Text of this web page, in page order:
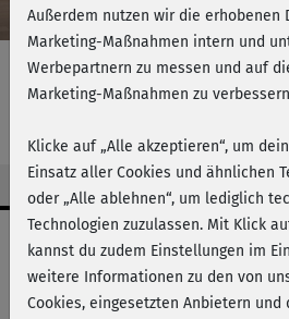
Plus Size 2 - Cardio 4
Workout-Facts
leicht
27 Min
Außerdem nutzen wir die erhobenen
Marketing-Maßnahmen intern und
Werbepartnern zu messen und auf
Marketing-Maßnahmen zu
Klicke auf „Alle akzeptieren“, um
Einsatz aller Cookies und ähnlichen
oder „Alle ablehnen“, um lediglich
Technologien zuzulassen. Mit Klick
kannst du zudem Einstellungen im
weitere Informationen zu den von
Cookies, eingesetzten Anbietern